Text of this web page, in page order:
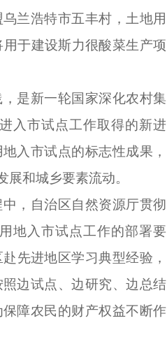
兰浩特市五丰村，土地用
于建设斯力很酸菜生产项
是新一轮国家深化农村集
入市试点工作取得的新进
入市试点的标志性成果，
展和城乡要素流动。
，自治区自然资源厅贯彻
地入市试点工作的部署要
赴先进地区学习典型经验，
照边试点、边研究、边总结
障农民的财产权益不断作